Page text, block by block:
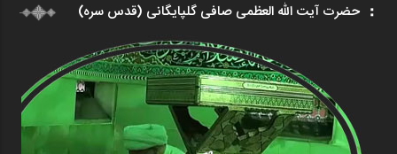
حضرت آیت الله العظمی صافی گلپایگانی (قدس سره)